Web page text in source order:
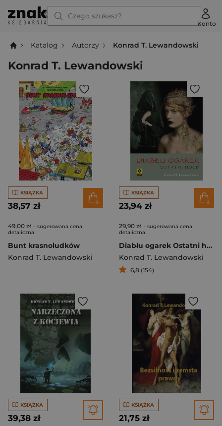
Czego szukasz?
Konto
Katalog Autorzy Konrad T. Lewandowski
Konrad T. Lewandowski
KSIĄŻKA
38,57 zł
49,00 zł - sugerowana cena
detaliczna
Bunt krasnoludków
Konrad T. Lewandowski
KSIĄŻKA
23,94 zł
29,90 zł - sugerowana cena
detaliczna
Diabłu ogarek Ostatni hołd
Konrad T. Lewandowski
6,8 (154)
KSIĄŻKA
39,38 zł
KSIĄŻKA
21,75 zł